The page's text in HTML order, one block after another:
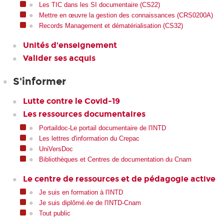
Les TIC dans les SI documentaire (CS22)
Mettre en œuvre la gestion des connaissances (CRS0200A)
Records Management et dématérialisation (CS32)
Unités d'enseignement
Valider ses acquis
S'informer
Lutte contre le Covid-19
Les ressources documentaires
Portaildoc-Le portail documentaire de l'INTD
Les lettres d'information du Crepac
UniVersDoc
Bibliothèques et Centres de documentation du Cnam
Le centre de ressources et de pédagogie active
Je suis en formation à l'INTD
Je suis diplômé.ée de l'INTD-Cnam
Tout public